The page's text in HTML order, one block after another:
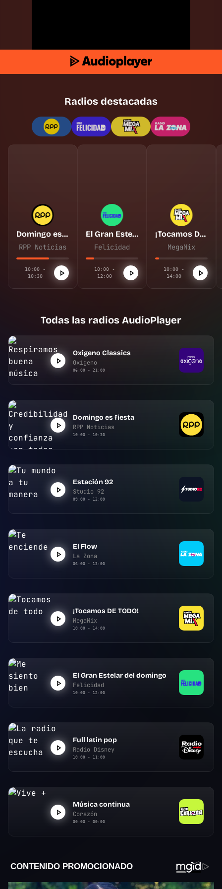
Radios destacadas
Domingo es fiesta
RPP Noticias
10:00 -
10:30
El Gran Estelar del domingo
Felicidad
10:00 -
12:00
¡Tocamos DE TODO!
MegaMix
10:00 -
14:00
Todas las radios AudioPlayer
Oxigeno Classics
Oxígeno
06:00 - 21:00
Domingo es fiesta
RPP Noticias
10:00 - 10:30
Estación 92
Studio 92
09:00 - 12:00
El Flow
La Zona
06:00 - 13:00
¡Tocamos DE TODO!
MegaMix
10:00 - 14:00
El Gran Estelar del domingo
Felicidad
10:00 - 12:00
Full latin pop
Radio Disney
10:00 - 11:00
Música continua
Corazón
00:00 - 00:00